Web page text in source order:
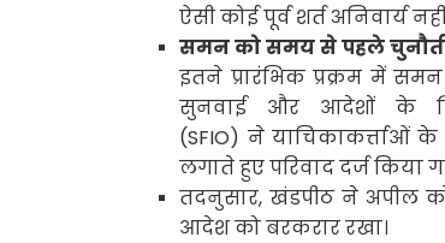
ऐसी कोई पूर्व शर्त अनिवार्य
समन को समय से पहले
इतने प्रारंभिक प्रक्रम में
सुनवाई और आदेशों के
(SFIO) ने याचिकाकर्त्ताओं के
लगाते हुए परिवाद दर्ज किया
तदनुसार,खंडपीठ ने अपील
आदेश को बरकरार रखा।